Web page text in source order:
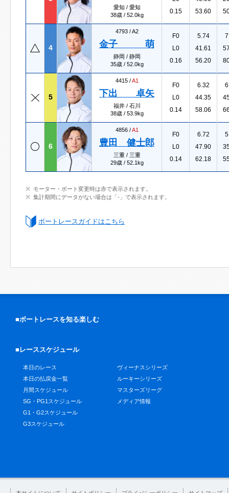
愛知 / 愛知
38歳 / 52.0kg
0.15
53.60
4
4793 /A2
金子 萌
静岡 / 静岡
35歳 / 52.0kg
F0
L0
0.16
5.74
41.61
56.20
5
4415 /A1
下出 卓矢
福井 / 石川
38歳 / 53.9kg
F0
L0
0.14
6.32
44.35
58.06
6
4856 /A1
豊田 健士郎
三重 / 三重
29歳 / 52.1kg
F0
L0
0.14
6.72
47.90
62.18
モーター・ボート変更時は赤で表示されます。
集計期間にデータがない場合は「-」で表示されます。
ボートレースガイドはこちら
■ボートレースを知る楽しむ
■レーススケジュール
本日のレース
本日の払戻金一覧
月間スケジュール
SG・PG1スケジュール
G1・G2スケジュール
G3スケジュール
ヴィーナスシリーズ
ルーキーシリーズ
マスターズリーグ
メディア情報